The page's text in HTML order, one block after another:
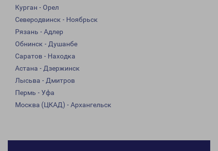
Курган - Орел
Северодвинск - Ноябрьск
Рязань - Адлер
Обнинск - Душанбе
Саратов - Находка
Астана - Дзержинск
Лысьва - Дмитров
Пермь - Уфа
Москва (ЦКАД) - Архангельск